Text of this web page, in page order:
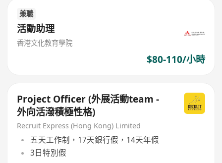
兼職
活動助理
香港文化教育學院
$80-110/小時
Project Officer (外展活動team -
外向活潑積極性格)
Recruit Express (Hong Kong) Limited
五天工作制，17天銀行假，14天年假
3日特別假